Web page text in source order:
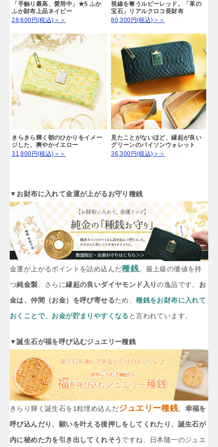
「手触り最高、愛用中」★5 ふか
ふか財布上品ネイビー
28,600円(税込)＞＞
視線を奪うルビーレッド。「革の
宝石」リアルクロコ長財布
80,300円(税込)＞＞
きらきら輝く朝のひかりをイメー
ジした、爽やかイエロー
31,900円(税込)＞＞
見たことがないほど、縁起が良い
グリーンのパイソンウォレット
36,300円(税込)＞＞
▼お財布に入れて金運が上がるお守り種銭
金運が上がるポイントを詰め込んだ種銭。最上級の価値を持
つ純金製、さらに縁起の良いダイヤモンド入りの逸品です。 お
金は、仲間（お金）を呼び寄せるため、種銭をお財布に入れて
おくことで、お金が貯まりやすくなる と言われています。
▼誕生石が福を呼び込むジュエリー種銭
きらり輝く誕生石を1粒埋め込んだジュエリー種銭。 幸福を
呼び込んだり、願いを叶える後押しをしてくれたり、誕生石が
内に秘めた力を引き出してくれそう ですね、日本随一のジュエ